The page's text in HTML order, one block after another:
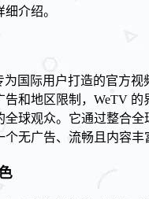
介绍。
为国际用户打造的官方视
和地区限制，WeTV 的
全球观众。它通过整合全
无广告、流畅且内容丰